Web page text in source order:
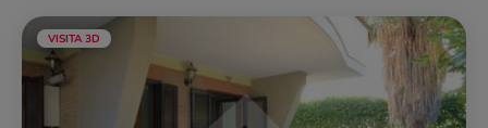
VISITA 3D